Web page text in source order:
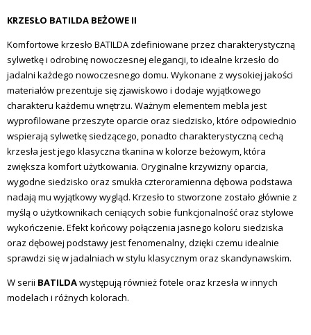
KRZESŁO BATILDA BEŻOWE II
Komfortowe krzesło BATILDA zdefiniowane przez charakterystyczną
sylwetkę i odrobinę nowoczesnej elegancji, to idealne krzesło do
jadalni każdego nowoczesnego domu. Wykonane z wysokiej jakości
materiałów prezentuje się zjawiskowo i dodaje wyjątkowego
charakteru każdemu wnętrzu. Ważnym elementem mebla jest
wyprofilowane przeszyte oparcie oraz siedzisko, które odpowiednio
wspierają sylwetkę siedzącego, ponadto charakterystyczną cechą
krzesła jest jego klasyczna tkanina w kolorze beżowym, która
zwiększa komfort użytkowania. Oryginalne krzywizny oparcia,
wygodne siedzisko oraz smukła czteroramienna dębowa podstawa
nadają mu wyjątkowy wygląd. Krzesło to stworzone zostało głównie z
myślą o użytkownikach ceniących sobie funkcjonalność oraz stylowe
wykończenie. Efekt końcowy połączenia jasnego koloru siedziska
oraz dębowej podstawy jest fenomenalny, dzięki czemu idealnie
sprawdzi się w jadalniach w stylu klasycznym oraz skandynawskim.
W serii BATILDAwystępują również fotele oraz krzesła w innych
modelach i różnych kolorach.